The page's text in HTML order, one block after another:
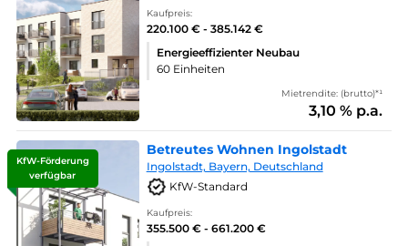
Kaufpreis:
220.100 € - 385.142 €
Energieeffizienter Neubau
60 Einheiten
Mietrendite: (brutto)*¹
3,10 % p.a.
KfW-Förderung
verfügbar
Betreutes Wohnen Ingolstadt
Ingolstadt, Bayern, Deutschland
KfW-Standard
Kaufpreis:
355.500 € - 661.200 €